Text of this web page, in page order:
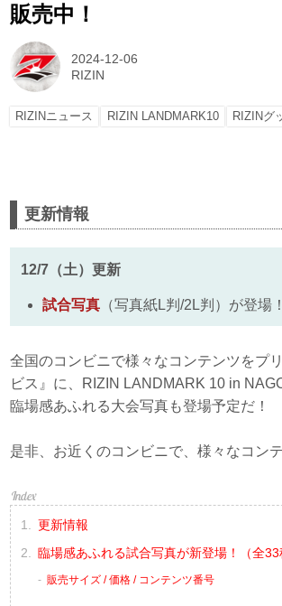
販売中！
2024-12-06
RIZIN
RIZINニュース RIZIN LANDMARK10 RIZINグ
更新情報
12/7（土）更新
試合写真 （写真紙L判/2L判）が登場！
全国のコンビニで様々なコンテンツをプ
ビス』に、RIZIN LANDMARK 10 in
臨場感あふれる大会写真も登場予定だ！
是非、お近くのコンビニで、様々なコン
更新情報
臨場感あふれる試合写真が新登場！（全33
販売サイズ / 価格 / コンテンツ番号